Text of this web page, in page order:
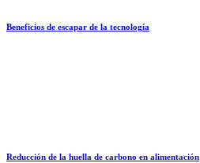
Beneficios de escapar de la tecnología
Reducción de la huella de carbono en alimentación